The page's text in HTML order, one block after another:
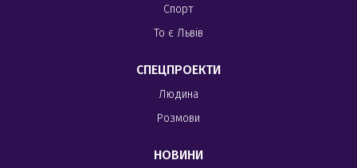
Спорт
То є Львів
СПЕЦПРОЕКТИ
Людина
Розмови
НОВИНИ